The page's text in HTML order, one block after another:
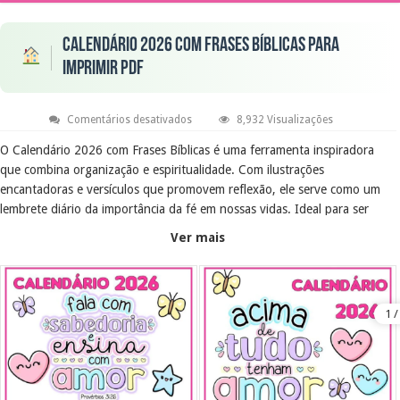
Calendário 2026 com frases bíblicas para
imprimir PDF
Comentários desativadosem
2026
com
frases
para
imprimir
8,932 Visualizações
O Calendário 2026 com Frases Bíblicas é uma ferramenta inspiradora
que combina organização e espiritualidade. Com ilustrações
encantadoras e versículos que promovem reflexão, ele serve como um
lembrete diário da importância da fé em nossas vidas. Ideal para ser
Objetivo Educacional
Este material visa incentivar a prática da leitura bíblica e a reflexão sobre
ensinamentos espirituais. Ao integrar frases bíblicas ao cotidiano, o
calendário promove momentos de meditação e conexão com a fé,
ajudando a fortalecer valores cristãos e a convivência harmoniosa.
Ver mais